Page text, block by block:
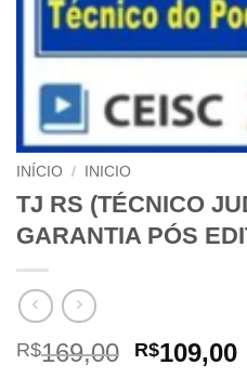
INÍCIO / INICIO
TJ RS (TÉCNICO
GARANTIA PÓS
R$169,00 O
R$109,00O